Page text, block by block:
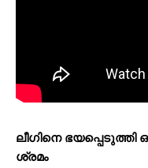
ലീഗിനെ
ശ്രമം